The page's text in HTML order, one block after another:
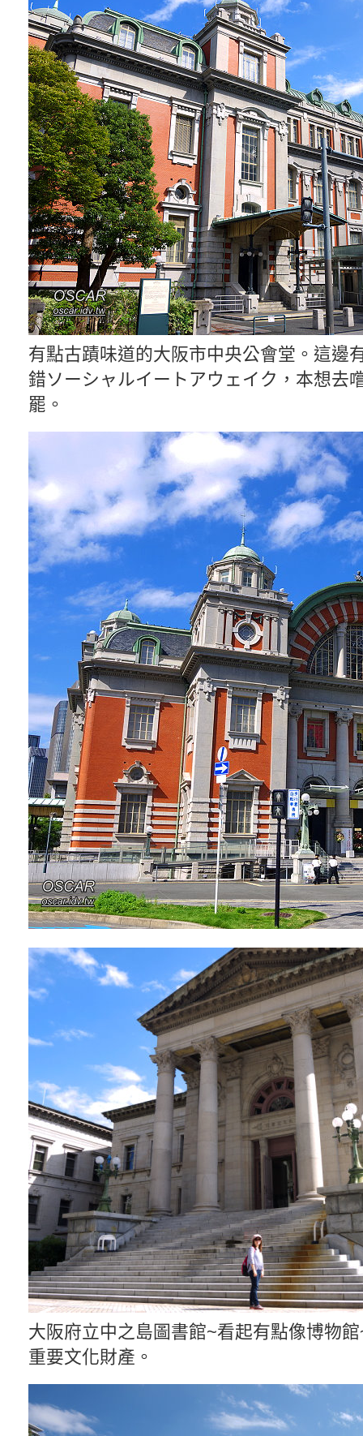
有點古蹟味道的大阪市中央公會堂。這邊
錯ソーシャルイートアウェイク，本想去
罷。
大阪府立中之島圖書館~看起有點像博物
重要文化財產。